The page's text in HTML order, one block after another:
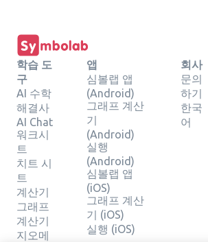
학습 도
구
AI 수학
해결사
AI Chat
워크시
트
치트 시
트
계산기
그래프
계산기
지오메
앱
심볼랩 앱
(Android)
그래프 계산
기
(Android)
실행
(Android)
심볼랩 앱
(iOS)
그래프 계산
기 (iOS)
실행 (iOS)
회사
문의
하기
한국
어